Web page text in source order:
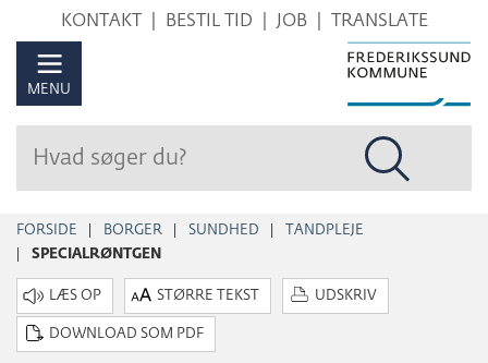
Hop
KONTAKT BESTIL TID JOB TRANSLATE
MENU
FORSIDE BORGER SUNDHED
TANDPLEJE
SPECIALRØNTGEN
STØRRE TEKST UDSKRIV
DOWNLOAD SOM PDF